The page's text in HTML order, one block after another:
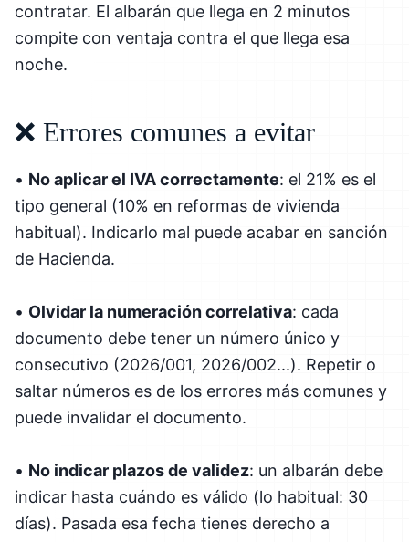
contratar. El albarán que llega en 2 minutos
compite con ventaja contra el que llega esa
noche.
❌ Errores comunes a evitar
• No aplicar el IVA correctamente: el 21% es el
tipo general (10% en reformas de vivienda
habitual). Indicarlo mal puede acabar en sanción
de Hacienda.
• Olvidar la numeración correlativa: cada
documento debe tener un número único y
consecutivo (2026/001, 2026/002...). Repetir o
saltar números es de los errores más comunes y
puede invalidar el documento.
• No indicar plazos de validez: un albarán debe
indicar hasta cuándo es válido (lo habitual: 30
días). Pasada esa fecha tienes derecho a